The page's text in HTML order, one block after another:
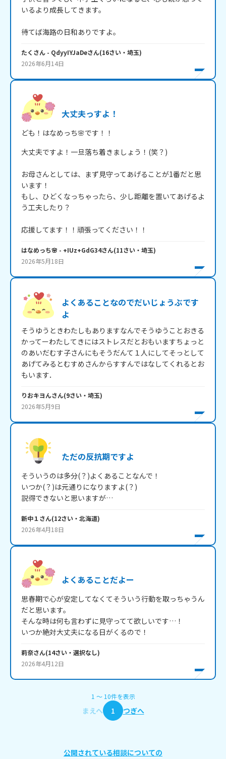
いるより成長してきます。
待てば海路の日和ありですよ。
たくさん - QdyyIYJaDeさん(16さい・ 埼玉)
2026年6月14日
大丈夫っすよ！
ども！はなめっち🌸です！！
大丈夫ですよ！一旦落ち着きましょう！(笑？)
お母さんとしては、まず見守ってあげることが1番だと思
います！
もし、ひどくなっちゃったら、少し距離を置いてあげるよ
う工夫したり？
応援してます！！頑張ってください！！
はなめっち🌸 - +IUz+GdG34さん(11さい・ 埼玉)
2026年5月18日
よくあることなのでだいじょうぶです
よ
そうゆうときわたしもありますなんでそうゆうことおきる
かってーわたしてきにはストレスだとおもいますちょっと
のあいだむす子さんにもそうだんて１人にしてそっとして
あげてみるとむすめさんからすすんではなしてくれるとお
もいます．
りおキヨんさん(9さい・ 埼玉)
2026年5月9日
ただの反抗期ですよ
そういうのは多分(？)よくあることなんで！
いつか(？)は元通りになりますよ(？)
説得できないと思いますが…
新中１さん(12さい・ 北海道)
2026年4月18日
よくあることだよー
思春期で心が安定してなくてそういう行動を取っちゃうん
だと思います。
そんな時は何も言わずに見守ってて欲しいです…！
いつか絶対大丈夫になる日がくるので！
莉奈さん(14さい・ 選択なし)
2026年4月12日
1 〜 10件を表示
まえへ 1 つぎへ
公開されている相談についての